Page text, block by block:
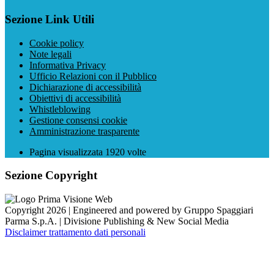
Sezione Link Utili
Cookie policy
Note legali
Informativa Privacy
Ufficio Relazioni con il Pubblico
Dichiarazione di accessibilità
Obiettivi di accessibilità
Whistleblowing
Gestione consensi cookie
Amministrazione trasparente
Pagina visualizzata 1920 volte
Sezione Copyright
Copyright 2026 | Engineered and powered by Gruppo Spaggiari
Parma S.p.A. | Divisione Publishing & New Social Media
Disclaimer trattamento dati personali